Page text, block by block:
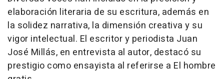
elaboración literaria de su escritura, además en
la solidez narrativa, la dimensión creativa y su
vigor intelectual. El escritor y periodista Juan
José Millás, en entrevista al autor, destacó su
prestigio como ensayista al referirse a El hombre